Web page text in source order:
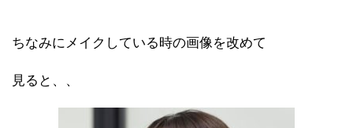
ちなみにメイクしている時の画像を改めて
見ると、、